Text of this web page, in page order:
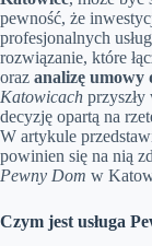
pewność, że
profesjonalnych
rozwiązanie, które
oraz analizę umowy
Katowicach przyszły
decyzję opartą na
W artykule
powinien się na nią
Pewny Dom w
Czym jest usługa